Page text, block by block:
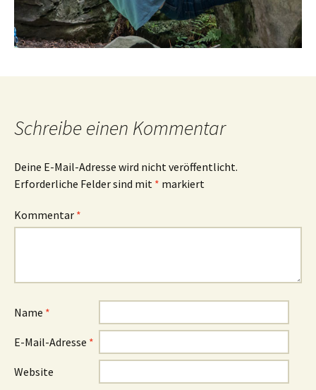
Schreibe einen Kommentar
Deine E-Mail-Adresse wird nicht veröffentlicht.
Erforderliche Felder sind mit * markiert
Kommentar *
Name *
E-Mail-Adresse *
Website